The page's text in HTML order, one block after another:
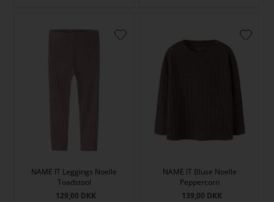
NAME IT Leggings Noelle
Toadstool
129,00 DKK
NAME IT Bluse Noelle
Peppercorn
139,00 DKK